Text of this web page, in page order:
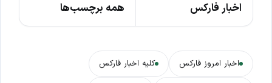
اخبار فارکس همه برچسب‌ها
اخبار امروز فارکس کلیه اخبار فارکس